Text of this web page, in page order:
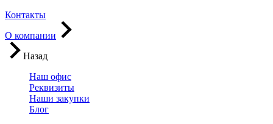
Контакты
О компании
Назад
Наш офис
Реквизиты
Наши закупки
Блог